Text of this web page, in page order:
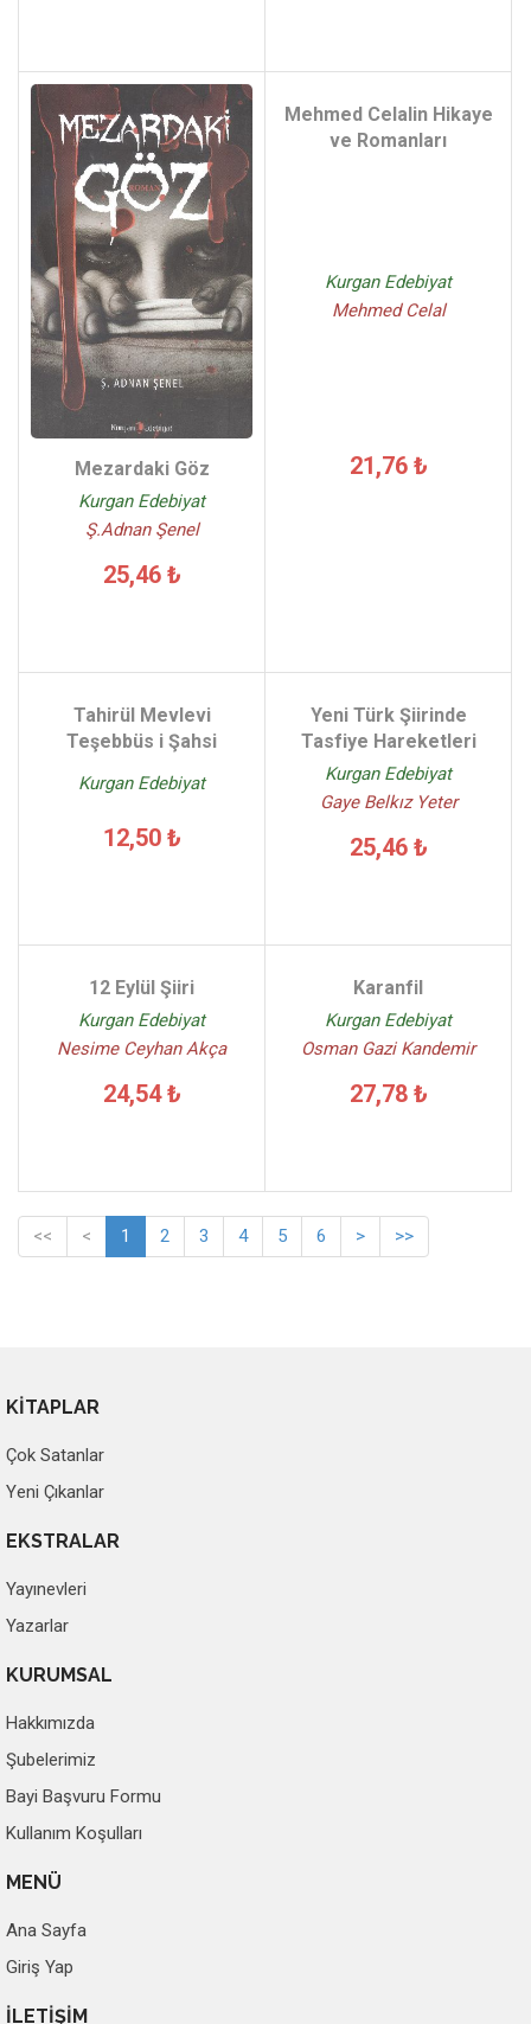
Mezardaki Göz
Kurgan Edebiyat
Ş.Adnan Şenel
25,46 ₺
Mehmed Celalin Hikaye
ve Romanları
Kurgan Edebiyat
Mehmed Celal
21,76 ₺
Tahirül Mevlevi
Teşebbüs i Şahsi
Kurgan Edebiyat
12,50 ₺
Yeni Türk Şiirinde
Tasfiye Hareketleri
Kurgan Edebiyat
Gaye Belkız Yeter
25,46 ₺
12 Eylül Şiiri
Kurgan Edebiyat
Nesime Ceyhan Akça
24,54 ₺
Karanfil
Kurgan Edebiyat
Osman Gazi Kandemir
27,78 ₺
<< < 1 2 3 4 5 6 > >>
KİTAPLAR
Çok Satanlar
Yeni Çıkanlar
EKSTRALAR
Yayınevleri
Yazarlar
KURUMSAL
Hakkımızda
Şubelerimiz
Bayi Başvuru Formu
Kullanım Koşulları
MENÜ
Ana Sayfa
Giriş Yap
İLETİŞİM